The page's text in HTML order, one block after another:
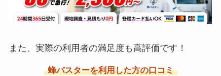
また、実際の利用者の満足度も高評価です！
蜂バスターを利用した方の口コミ